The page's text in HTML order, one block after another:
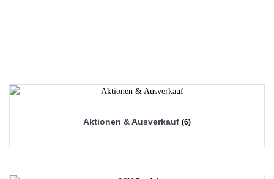
Aktionen & Ausverkauf (6)